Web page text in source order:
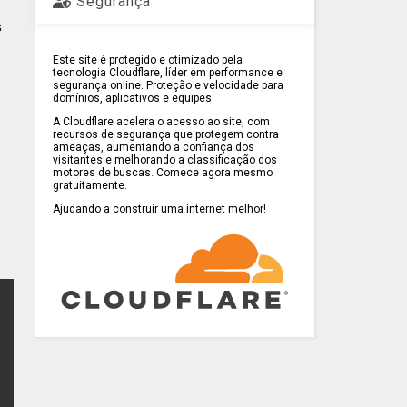
Este site é protegido e otimizado pela
tecnologia Cloudflare, líder em performance e
segurança online. Proteção e velocidade para
domínios, aplicativos e equipes.
A Cloudflare acelera o acesso ao site, com
recursos de segurança que protegem contra
ameaças, aumentando a confiança dos
visitantes e melhorando a classificação dos
motores de buscas. Comece agora mesmo
gratuitamente.
Ajudando a construir uma internet melhor!